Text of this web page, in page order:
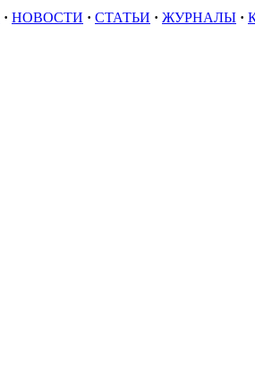
· НОВОСТИ · СТАТЬИ · ЖУРНАЛЫ ·